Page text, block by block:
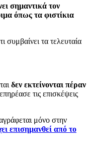
σημαντικά τον
όπως τα φιστίκια
συμβαίνει τα τελευταία
δεν εκτείνονται πέραν
τις επισκέψεις
μόνο στην
επισημανθεί από το